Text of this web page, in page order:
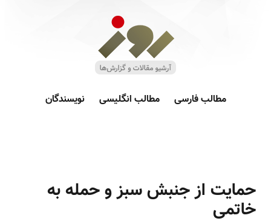
مطالب فارسی مطالب انگلیسی نویسندگان
حمایت از جنبش سبز و حمله به
خاتمی